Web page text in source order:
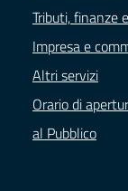
Tributi, finanze
Impresa e
Altri servizi
Orario di
al Pubblico